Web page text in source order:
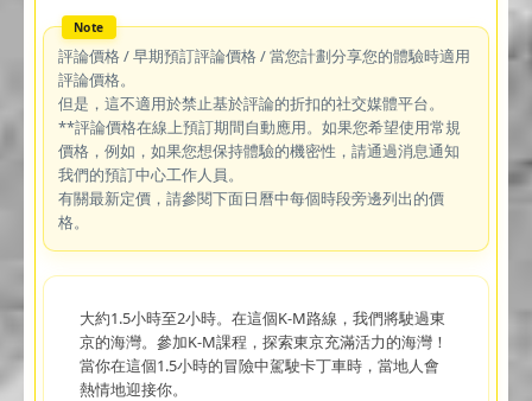
評論價格 / 早期預訂評論價格 / 當您計劃分享您的體驗時適用
評論價格。
但是，這不適用於禁止基於評論的折扣的社交媒體平台。
**評論價格在線上預訂期間自動應用。如果您希望使用常規
價格，例如，如果您想保持體驗的機密性，請通過消息通知
我們的預訂中心工作人員。
有關最新定價，請參閱下面日曆中每個時段旁邊列出的價
格。
大約1.5小時至2小時。在這個K-M路線，我們將駛過東
京的海灣。參加K-M課程，探索東京充滿活力的海灣！
當你在這個1.5小時的冒險中駕駛卡丁車時，當地人會
熱情地迎接你。